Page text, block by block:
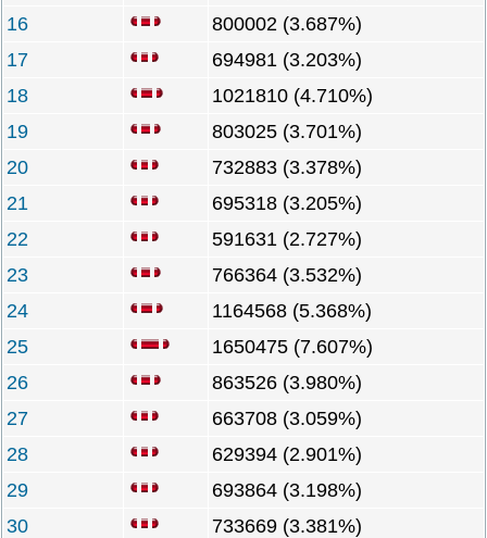
16
800002 (3.687%)
17
694981 (3.203%)
18
1021810 (4.710%)
19
803025 (3.701%)
20
732883 (3.378%)
21
695318 (3.205%)
22
591631 (2.727%)
23
766364 (3.532%)
24
1164568 (5.368%)
25
1650475 (7.607%)
26
863526 (3.980%)
27
663708 (3.059%)
28
629394 (2.901%)
29
693864 (3.198%)
30
733669 (3.381%)